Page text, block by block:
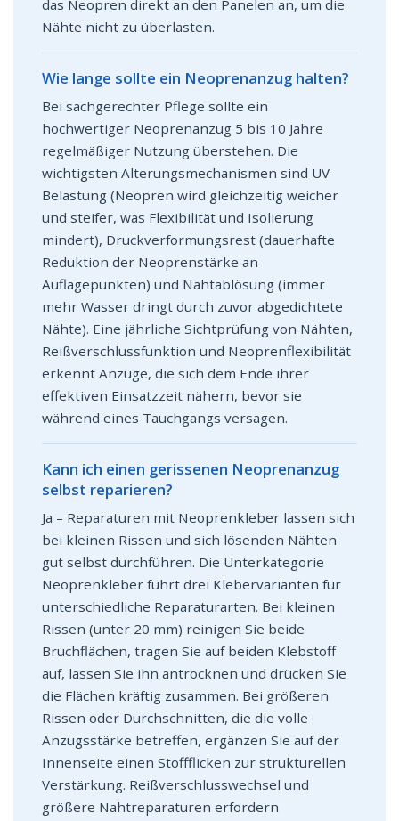
das Neopren direkt an den Panelen an, um die
Nähte nicht zu überlasten.
Wie lange sollte ein Neoprenanzug halten?
Bei sachgerechter Pflege sollte ein
hochwertiger Neoprenanzug 5 bis 10 Jahre
regelmäßiger Nutzung überstehen. Die
wichtigsten Alterungsmechanismen sind UV-
Belastung (Neopren wird gleichzeitig weicher
und steifer, was Flexibilität und Isolierung
mindert), Druckverformungsrest (dauerhafte
Reduktion der Neoprenstärke an
Auflagepunkten) und Nahtablösung (immer
mehr Wasser dringt durch zuvor abgedichtete
Nähte). Eine jährliche Sichtprüfung von Nähten,
Reißverschlussfunktion und Neoprenflexibilität
erkennt Anzüge, die sich dem Ende ihrer
effektiven Einsatzzeit nähern, bevor sie
während eines Tauchgangs versagen.
Kann ich einen gerissenen Neoprenanzug
selbst reparieren?
Ja – Reparaturen mit Neoprenkleber lassen sich
bei kleinen Rissen und sich lösenden Nähten
gut selbst durchführen. Die Unterkategorie
Neoprenkleber führt drei Klebervarianten für
unterschiedliche Reparaturarten. Bei kleinen
Rissen (unter 20 mm) reinigen Sie beide
Bruchflächen, tragen Sie auf beiden Klebstoff
auf, lassen Sie ihn antrocknen und drücken Sie
die Flächen kräftig zusammen. Bei größeren
Rissen oder Durchschnitten, die die volle
Anzugsstärke betreffen, ergänzen Sie auf der
Innenseite einen Stoffflicken zur strukturellen
Verstärkung. Reißverschlusswechsel und
größere Nahtreparaturen erfordern